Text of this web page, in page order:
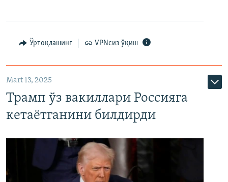
Ўртоқлашинг VPNсиз ўқиш
Mart 13, 2025
Трамп ўз вакиллари Россияга
кетаётганини билдирди